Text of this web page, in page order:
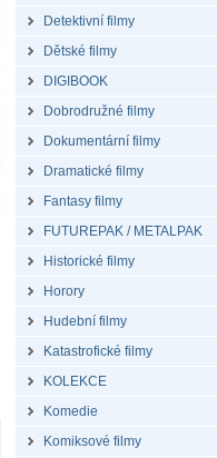
Detektivní filmy
Dětské filmy
DIGIBOOK
Dobrodružné filmy
Dokumentární filmy
Dramatické filmy
Fantasy filmy
FUTUREPAK / METALPAK
Historické filmy
Horory
Hudební filmy
Katastrofické filmy
KOLEKCE
Komedie
Komiksové filmy